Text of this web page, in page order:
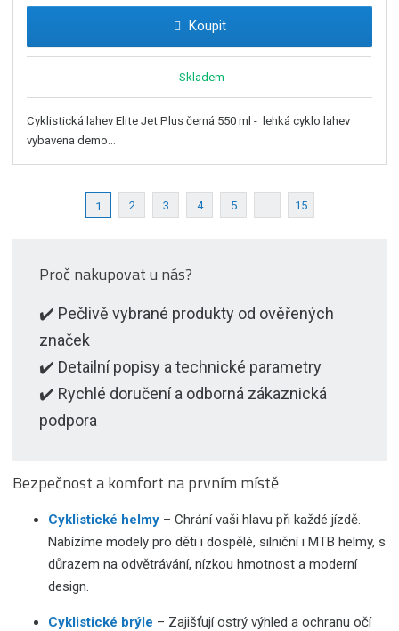
Koupit
Skladem
Cyklistická lahev Elite Jet Plus černá 550 ml - lehká cyklo lahev
vybavena demo...
1 2 3 4 5 15
Proč nakupovat u nás?
✔️ Pečlivě vybrané produkty od ověřených
značek
✔️ Detailní popisy a technické parametry
✔️ Rychlé doručení a odborná zákaznická
podpora
Bezpečnost a komfort na prvním místě
Cyklistické helmy – Chrání vaši hlavu při každé jízdě.
Nabízíme modely pro děti i dospělé, silniční i MTB helmy, s
důrazem na odvětrávání, nízkou hmotnost a moderní
design.
Cyklistické brýle – Zajišťují ostrý výhled a ochranu očí